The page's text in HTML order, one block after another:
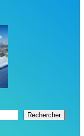
Rechercher